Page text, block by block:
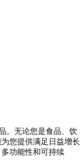
。无论您是食品、饮
您提供满足日益增长
功能性和可持续